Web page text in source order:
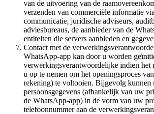
van de uitvoering van de
verzenden van commerciële informatie
communicatie, juridische adviseurs,
adviesbureaus, de aanbieder van de
entiteiten die servers aanbieden en
Contact met de
WhatsApp-app kan door u worden
verwerkingsverantwoordelijke indien het
u op te nemen om het openingsproces
rekening) te voltooien. Bijgevolg kunnen
persoonsgegevens (afhankelijk van uw
de WhatsApp-app) in de vorm van uw
telefoonnummer aan de